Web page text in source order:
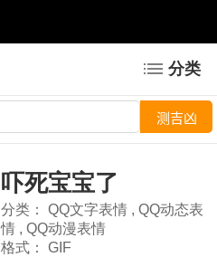
分类
吓死宝宝了
分类： QQ文字表情 , QQ动态表
情 , QQ动漫表情
格式：
GIF